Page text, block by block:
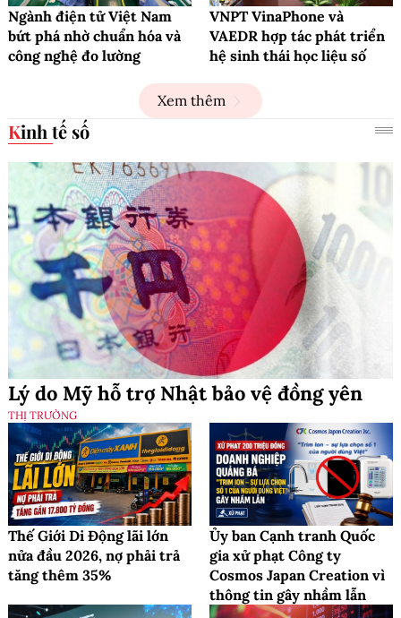
Ngành điện tử Việt Nam
bứt phá nhờ chuẩn hóa và
công nghệ đo lường
VNPT VinaPhone và
VAEDR hợp tác phát triển
hệ sinh thái học liệu số
Xem thêm
Kinh tế số
Lý do Mỹ hỗ trợ Nhật bảo vệ đồng yên
THỊ TRƯỜNG
Thế Giới Di Động lãi lớn
nửa đầu 2026, nợ phải trả
tăng thêm 35%
Ủy ban Cạnh tranh Quốc
gia xử phạt Công ty
Cosmos Japan Creation vì
thông tin gây nhầm lẫn